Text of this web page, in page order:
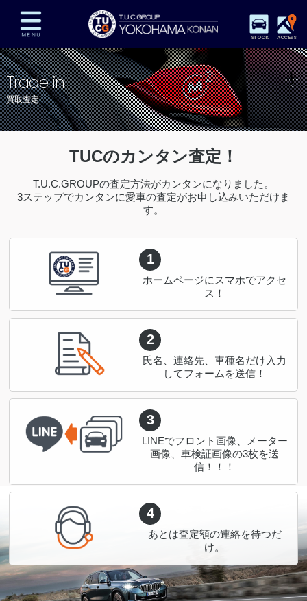
STOCK ACCESS
在庫車両情報 保証&サービス パーツリスト
TUCとは？ 店舗情報 アクセスマップ
全国納車 特別作業 注文販売
プライバシーポリシー スタッフblog 納車blog
Trade in
買取査定
TUCのカンタン査定！
T.U.C.GROUPの査定方法がカンタンになりました。
3ステップでカンタンに愛車の査定がお申し込みいただけま
す。
1
ホームページにスマホでアクセ
ス！
2
氏名、連絡先、車種名だけ入力
してフォームを送信！
3
LINEでフロント画像、メーター
画像、車検証画像の3枚を送
信！！！
4
あとは査定額の連絡を待つだ
け。